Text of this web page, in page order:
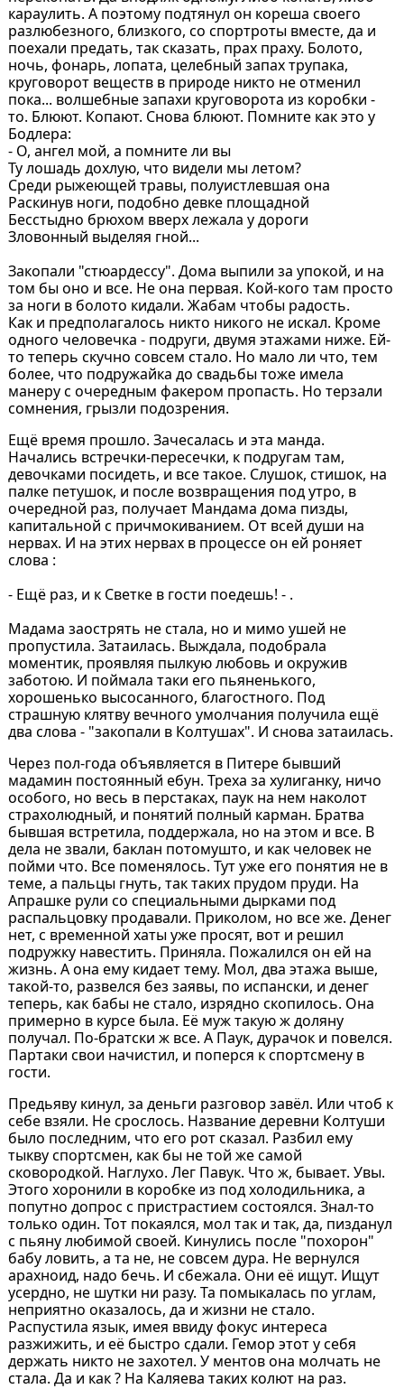
караулить. А поэтому подтянул он кореша своего
разлюбезного, близкого, со спортроты вместе, да и
поехали предать, так сказать, прах праху. Болото,
ночь, фонарь, лопата, целебный запах трупака,
круговорот веществ в природе никто не отменил
пока... волшебные запахи круговорота из коробки -
то. Блюют. Копают. Снова блюют. Помните как это у
Бодлера:
- О, ангел мой, а помните ли вы
Ту лошадь дохлую, что видели мы летом?
Среди рыжеющей травы, полуистлевшая она
Раскинув ноги, подобно девке площадной
Бесстыдно брюхом вверх лежала у дороги
Зловонный выделяя гной...
Закопали "стюардессу". Дома выпили за упокой, и на
том бы оно и все. Не она первая. Кой-кого там просто
за ноги в болото кидали. Жабам чтобы радость.
Как и предполагалось никто никого не искал. Кроме
одного человечка - подруги, двумя этажами ниже. Ей-
то теперь скучно совсем стало. Но мало ли что, тем
более, что подружайка до свадьбы тоже имела
манеру с очередным факером пропасть. Но терзали
сомнения, грызли подозрения.
Ещё время прошло. Зачесалась и эта манда.
Начались встречки-пересечки, к подругам там,
девочками посидеть, и все такое. Слушок, стишок, на
палке петушок, и после возвращения под утро, в
очередной раз, получает Мандама дома пизды,
капитальной с причмокиванием. От всей души на
нервах. И на этих нервах в процессе он ей роняет
слова :
- Ещё раз, и к Светке в гости поедешь! - .
Мадама заострять не стала, но и мимо ушей не
пропустила. Затаилась. Выждала, подобрала
моментик, проявляя пылкую любовь и окружив
заботою. И поймала таки его пьяненького,
хорошенько высосанного, благостного. Под
страшную клятву вечного умолчания получила ещё
два слова - "закопали в Колтушах". И снова затаилась.
Через пол-года объявляется в Питере бывший
мадамин постоянный ебун. Треха за хулиганку, ничо
особого, но весь в перстаках, паук на нем наколот
страхолюдный, и понятий полный карман. Братва
бывшая встретила, поддержала, но на этом и все. В
дела не звали, баклан потомушто, и как человек не
пойми что. Все поменялось. Тут уже его понятия не в
теме, а пальцы гнуть, так таких прудом пруди. На
Апрашке рули со специальными дырками под
распальцовку продавали. Приколом, но все же. Денег
нет, с временной хаты уже просят, вот и решил
подружку навестить. Приняла. Пожалился он ей на
жизнь. А она ему кидает тему. Мол, два этажа выше,
такой-то, развелся без заявы, по испански, и денег
теперь, как бабы не стало, изрядно скопилось. Она
примерно в курсе была. Её муж такую ж доляну
получал. По-братски ж все. А Паук, дурачок и повелся.
Партаки свои начистил, и поперся к спортсмену в
гости.
Предьяву кинул, за деньги разговор завёл. Или чтоб к
себе взяли. Не срослось. Название деревни Колтуши
было последним, что его рот сказал. Разбил ему
тыкву спортсмен, как бы не той же самой
сковородкой. Наглухо. Лег Павук. Что ж, бывает. Увы.
Этого хоронили в коробке из под холодильника, а
попутно допрос с пристрастием состоялся. Знал-то
только один. Тот покаялся, мол так и так, да, пизданул
с пьяну любимой своей. Кинулись после "похорон"
бабу ловить, а та не, не совсем дура. Не вернулся
арахноид, надо бечь. И сбежала. Они её ищут. Ищут
усердно, не шутки ни разу. Та помыкалась по углам,
неприятно оказалось, да и жизни не стало.
Распустила язык, имея ввиду фокус интереса
разжижить, и её быстро сдали. Гемор этот у себя
держать никто не захотел. У ментов она молчать не
стала. Да и как ? На Каляева таких колют на раз.